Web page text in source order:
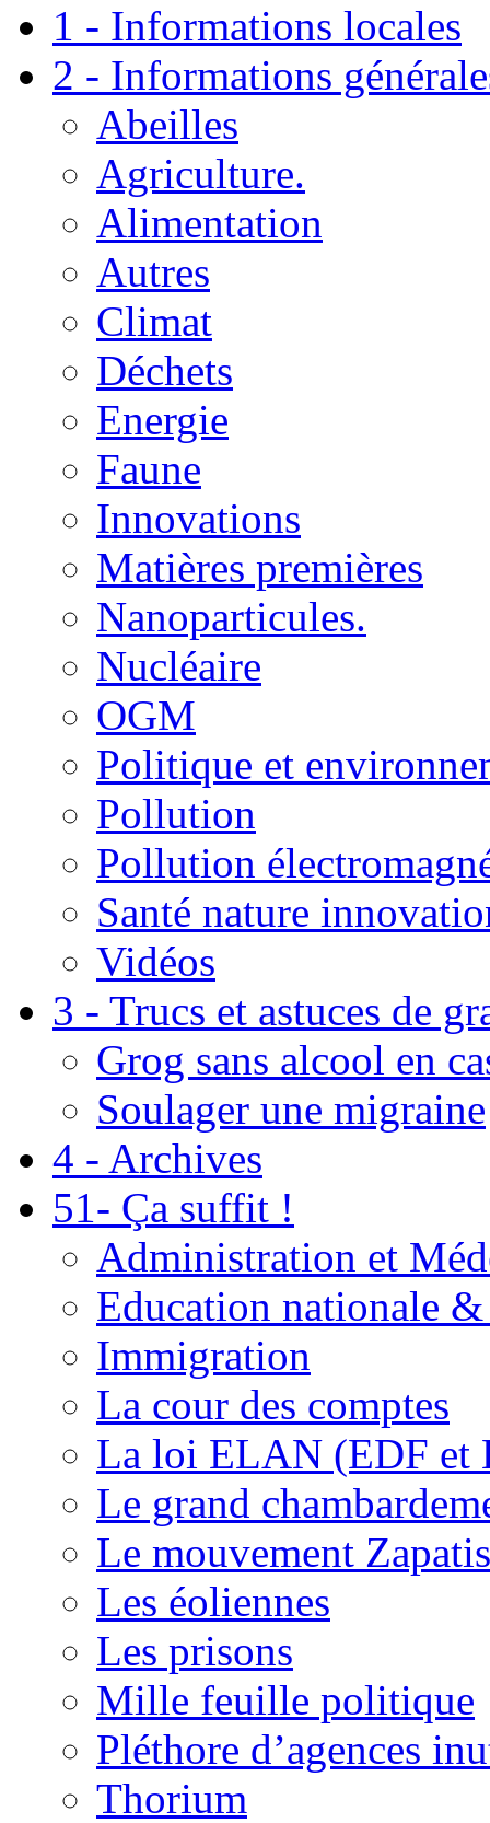
1 - Informations locales
2 - Informations
Abeilles
Agriculture.
Alimentation
Autres
Climat
Déchets
Energie
Faune
Innovations
Matières premières
Nanoparticules.
Nucléaire
OGM
Politique et
Pollution
Pollution
Santé nature
Vidéos
3 - Trucs et astuces de
Grog sans alcool en
Soulager une migraine
4 - Archives
51- Ça suffit !
Administration et
Education nationale
Immigration
La cour des comptes
La loi ELAN (EDF et
Le grand
Le mouvement
Les éoliennes
Les prisons
Mille feuille politique
Pléthore d’agences
Thorium